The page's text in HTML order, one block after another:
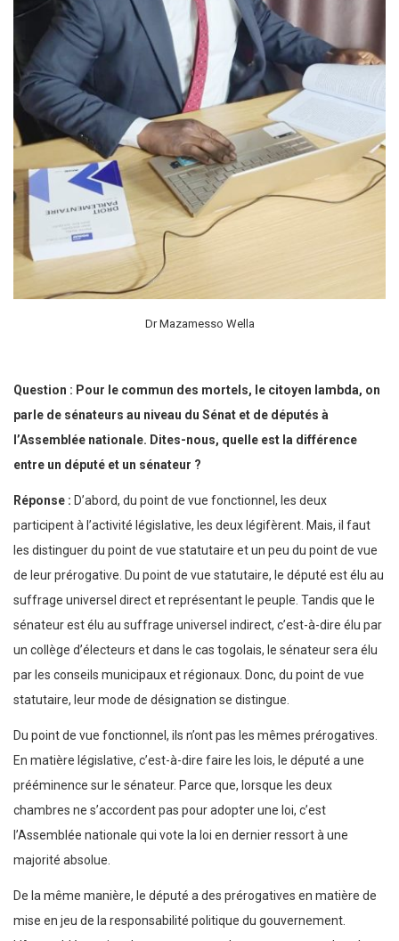
Dr Mazamesso Wella
Question : Pour le commun des mortels, le citoyen lambda, on
parle de sénateurs au niveau du Sénat et de députés à
l’Assemblée nationale. Dites-nous, quelle est la différence
entre un député et un sénateur ?
Réponse : D’abord, du point de vue fonctionnel, les deux
participent à l’activité législative, les deux légifèrent. Mais, il faut
les distinguer du point de vue statutaire et un peu du point de vue
de leur prérogative. Du point de vue statutaire, le député est élu au
suffrage universel direct et représentant le peuple. Tandis que le
sénateur est élu au suffrage universel indirect, c’est-à-dire élu par
un collège d’électeurs et dans le cas togolais, le sénateur sera élu
par les conseils municipaux et régionaux. Donc, du point de vue
statutaire, leur mode de désignation se distingue.
Du point de vue fonctionnel, ils n’ont pas les mêmes prérogatives.
En matière législative, c’est-à-dire faire les lois, le député a une
prééminence sur le sénateur. Parce que, lorsque les deux
chambres ne s’accordent pas pour adopter une loi, c’est
l’Assemblée nationale qui vote la loi en dernier ressort à une
majorité absolue.
De la même manière, le député a des prérogatives en matière de
mise en jeu de la responsabilité politique du gouvernement.